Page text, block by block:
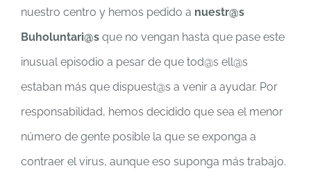
nuestro centro y hemos pedido a nuestr@s
Buholuntari@s que no vengan hasta que pase este
inusual episodio a pesar de que tod@s ell@s
estaban más que dispuest@s a venir a ayudar. Por
responsabilidad, hemos decidido que sea el menor
número de gente posible la que se exponga a
contraer el virus, aunque eso suponga más trabajo.